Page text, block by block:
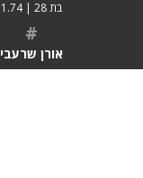
בת 28 | 1.74
#
אורן שרעבי